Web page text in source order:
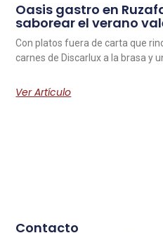
Oasis gastro en
saborear el verano
Con platos fuera de carta que
carnes de Discarlux a la brasa y
Ver Artículo
Contacto